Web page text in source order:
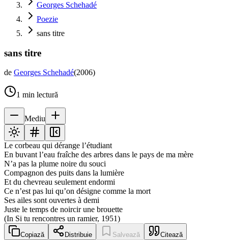
Georges Schehadé
Poezie
sans titre
sans titre
de Georges Schehadé(2006)
1 min lectură
Mediu
Le corbeau qui dérange l’étudiant
En buvant l’eau fraîche des arbres dans le pays de ma mère
N’a pas la plume noire du souci
Compagnon des puits dans la lumière
Et du chevreau seulement endormi
Ce n’est pas lui qu’on désigne comme la mort
Ses ailes sont ouvertes à demi
Juste le temps de noircir une brouette
(In Si tu rencontres un ramier, 1951)
Copiază Distribuie Salvează Citează